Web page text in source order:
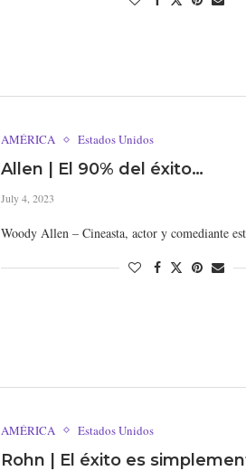
AMÉRICA Estados Unidos
Allen | El 90% del éxito…
July 4, 2023
Woody Allen – Cineasta, actor y comediante
AMÉRICA Estados Unidos
Rohn | El éxito es